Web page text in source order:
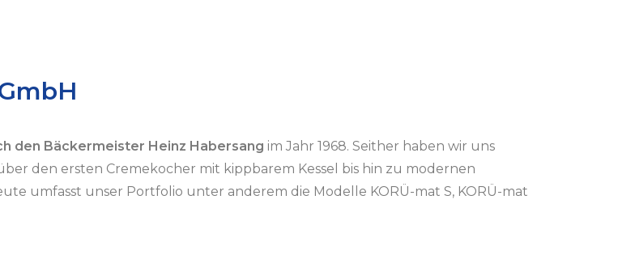
den Bäckermeister Heinz Habersang im Jahr 1968. Seither haben wir uns
den ersten Cremekocher mit kippbarem Kessel bis hin zu modernen
umfasst unser Portfolio unter anderem die Modelle KORÜ-mat S, KORÜ-mat